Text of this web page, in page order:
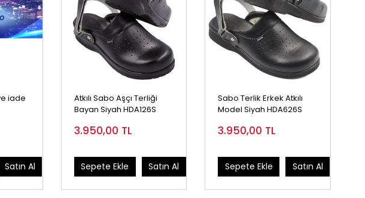
iade
Satın Al
Atkılı Sabo Aşçı Terliği
Bayan Siyah HDA126S
3.950,00 TL
Sepete Ekle Satın Al
Sabo Terlik Erkek Atkılı
Model Siyah HDA626S
3.950,00 TL
Sepete Ekle Satın Al